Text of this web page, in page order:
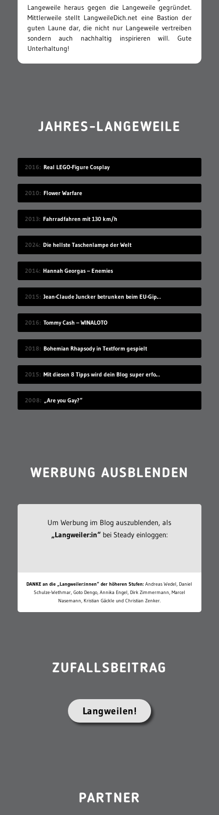
Langeweile heraus gegen die Langeweile gegründet.
Mittlerweile stellt LangweileDich.net eine Bastion der
guten Laune dar, die nicht nur Langeweile vertreiben
sondern auch nachhaltig inspirieren will. Gute
Unterhaltung!
JAHRES-LANGEWEILE
2016 Real LEGO-Figure Cosplay
2010 Flower Warfare
2013 Fahrradfahren mit 130 km/h
2024 Die hellste Taschenlampe der Welt
2014 Hannah Georgas – Enemies
2015 Jean-Claude Juncker betrunken beim EU-Gipfel
2016 Tommy Cash – WINALOTO
2018 Bohemian Rhapsody in Textform gespielt
2015 Mit diesen 8 Tipps wird dein Blog super erfolgreich, du glaubst nicht, wie einfach es ist!
2008 „Are you Gay?“
WERBUNG AUSBLENDEN
Um Werbung im Blog auszublenden, als
„Langweiler:in“bei Steady einloggen:
DANKE an die „Langweiler:innen“ der höheren Stufen: Andreas Wedel, Daniel
Schulze-Wethmar, Goto Dengo, Annika Engel, Dirk Zimmermann, Marcel
Nasemann, Kristian Gäckle und Christian Zenker.
ZUFALLSBEITRAG
Langweilen!
PARTNER